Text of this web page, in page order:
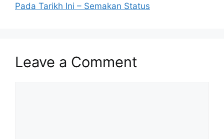
Pada Tarikh Ini – Semakan Status
Leave a Comment